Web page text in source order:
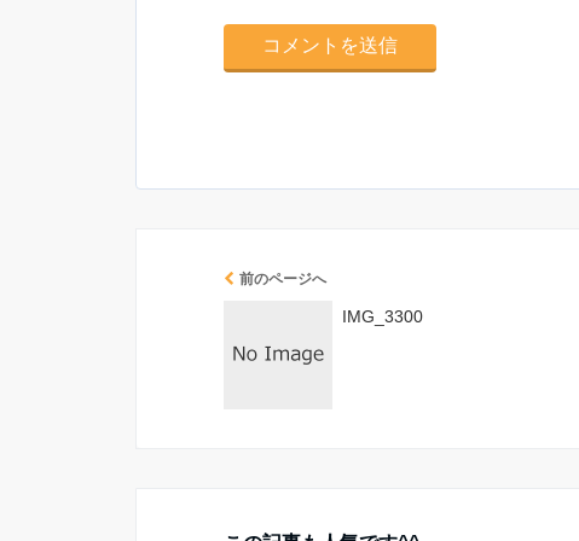
前のページへ
IMG_3300